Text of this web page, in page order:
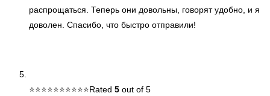
распрощаться. Теперь они довольны, говорят удобно, и я
доволен. Спасибо, что быстро отправили!
Rated 5 out of 5